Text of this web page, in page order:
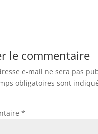
le commentaire
e-mail ne sera pas
obligatoires sont
*